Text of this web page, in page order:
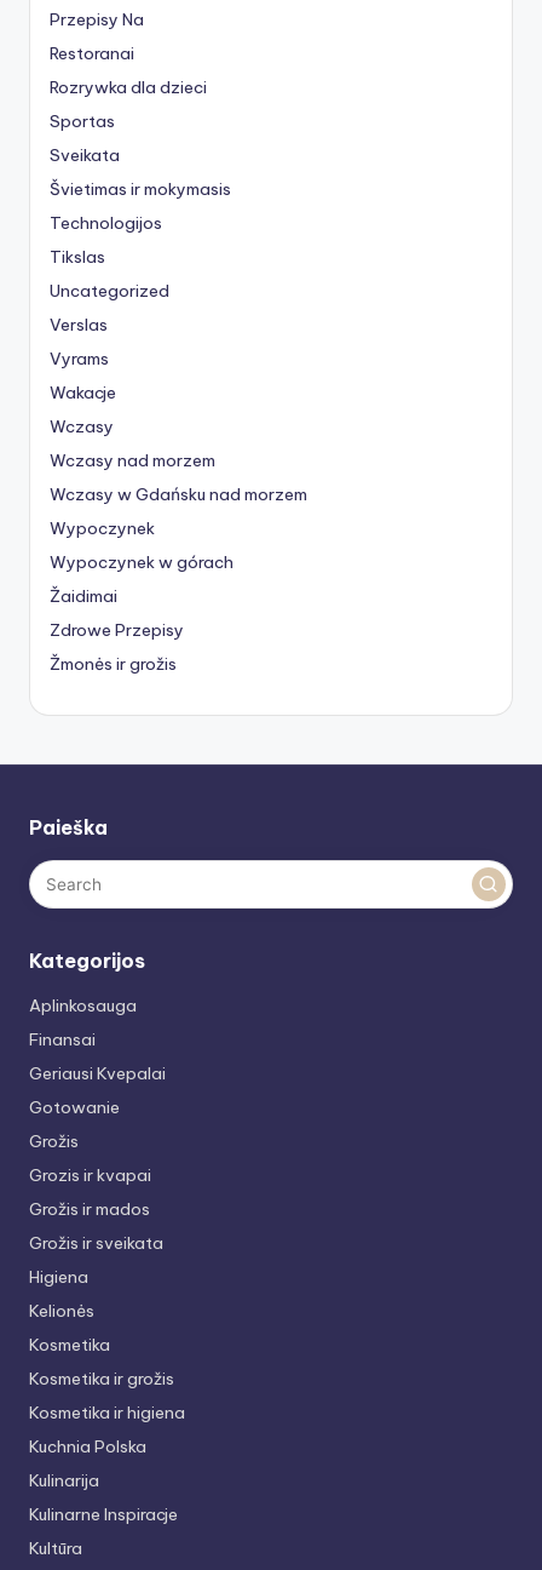
Przepisy Na
Restoranai
Rozrywka dla dzieci
Sportas
Sveikata
Švietimas ir mokymasis
Technologijos
Tikslas
Uncategorized
Verslas
Vyrams
Wakacje
Wczasy
Wczasy nad morzem
Wczasy w Gdańsku nad morzem
Wypoczynek
Wypoczynek w górach
Žaidimai
Zdrowe Przepisy
Žmonės ir grožis
Paieška
Kategorijos
Aplinkosauga
Finansai
Geriausi Kvepalai
Gotowanie
Grožis
Grozis ir kvapai
Grožis ir mados
Grožis ir sveikata
Higiena
Kelionės
Kosmetika
Kosmetika ir grožis
Kosmetika ir higiena
Kuchnia Polska
Kulinarija
Kulinarne Inspiracje
Kultūra